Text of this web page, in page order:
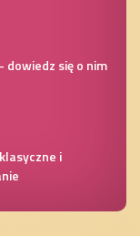
dowiedz się o nim
i